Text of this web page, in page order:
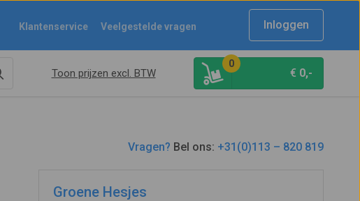
Klantenservice Veelgestelde vragen Inloggen
Toon prijzen excl. BTW
0
€ 0,-
Vragen? Bel ons: +31(0)113 – 820 819
Groene Hesjes